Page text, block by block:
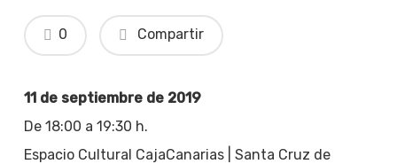
Compartir
0
11 de septiembre de 2019
De 18:00 a 19:30 h.
Espacio Cultural CajaCanarias | Santa Cruz de